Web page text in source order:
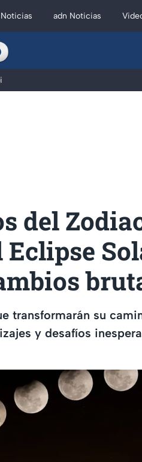
Noticias adn Noticias
del
transformarán su
y desafíos